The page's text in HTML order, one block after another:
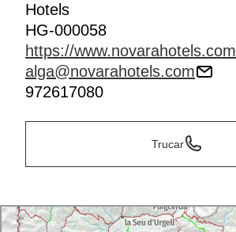
Hotels
HG-000058
https://www.novarahotels.com
alga@novarahotels.com
972617080
Trucar